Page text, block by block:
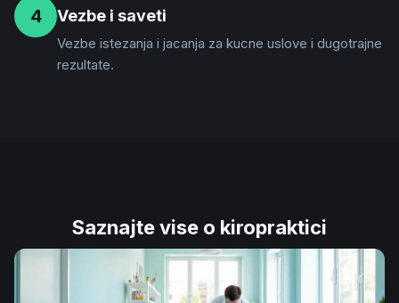
4 Vezbe i saveti
Vezbe istezanja i jacanja za kucne uslove i dugotrajne
rezultate.
Saznajte vise o kiropraktici